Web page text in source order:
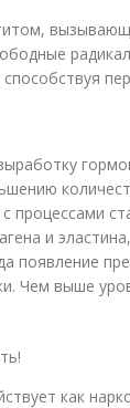
процессами
и
появление
Чем выше
как